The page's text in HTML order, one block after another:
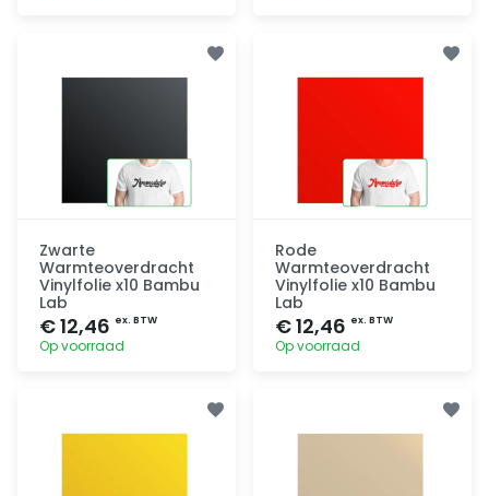
Zwarte
Warmteoverdracht
Vinylfolie x10 Bambu
Lab
€ 12,46 ex. BTW
Op voorraad
Rode
Warmteoverdracht
Vinylfolie x10 Bambu
Lab
€ 12,46 ex. BTW
Op voorraad